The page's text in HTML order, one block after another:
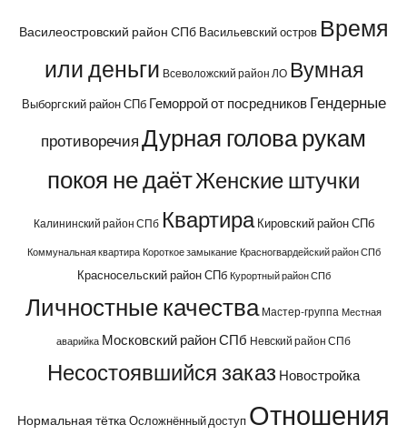
Василеостровский район СПб Васильевский остров Время
или деньги Всеволожский район ЛО Вумная
Выборгский район СПб Геморрой от посредников Гендерные
противоречияДурная голова рукам
покоя не даётЖенские штучки
Калининский район СПб Квартира Кировский район СПб
Коммунальная квартира Короткое замыкание Красногвардейский район СПб
Красносельский район СПб Курортный район СПб
Личностные качества Мастер-группа Местная
аварийка Московский район СПб Невский район СПб
Несостоявшийся заказ Новостройка
Нормальная тётка Осложнённый доступ Отношения